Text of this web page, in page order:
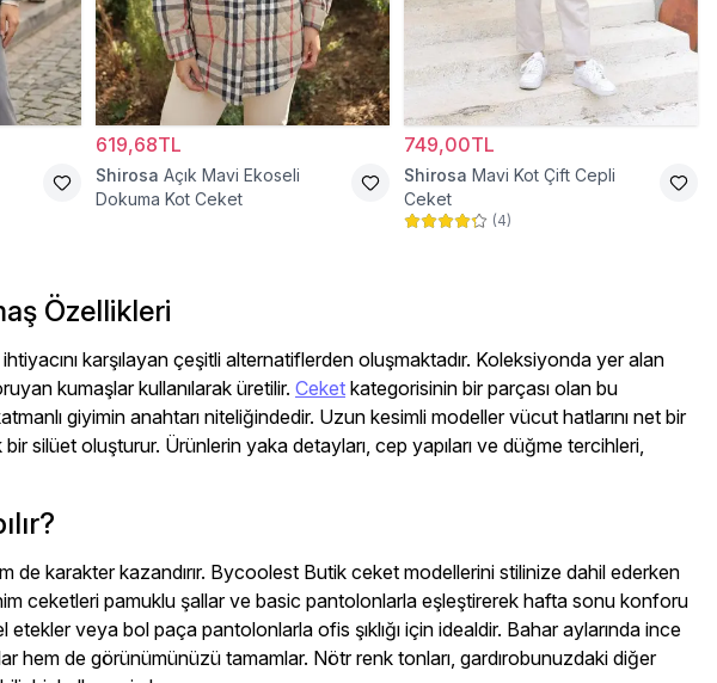
619,68TL
Shirosa Açık Mavi Ekoseli
Dokuma Kot Ceket
749,00TL
Shirosa Mavi Kot Çift Cepli
Ceket
(4)
Özellikleri
karşılayan çeşitli alternatiflerden oluşmaktadır. Koleksiyonda yer alan
kumaşlar kullanılarak üretilir. Ceket kategorisinin bir parçası olan bu
giyimin anahtarı niteliğindedir. Uzun kesimli modeller vücut hatlarını net bir
silüet oluşturur. Ürünlerin yaka detayları, cep yapıları ve düğme tercihleri,
de karakter kazandırır. Bycoolest Butik ceket modellerini stilinize dahil ederken
ceketleri pamuklu şallar ve basic pantolonlarla eşleştirerek hafta sonu konforu
veya bol paça pantolonlarla ofis şıklığı için idealdir. Bahar aylarında ince
hem de görünümünüzü tamamlar. Nötr renk tonları, gardırobunuzdaki diğer